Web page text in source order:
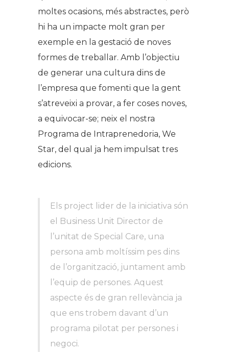
moltes ocasions, més abstractes, però
hi ha un impacte molt gran per
exemple en la gestació de noves
formes de treballar. Amb l’objectiu
de generar una cultura dins de
l’empresa que fomenti que la gent
s’atreveixi a provar, a fer coses noves,
a equivocar-se; neix el nostra
Programa de Intraprenedoria, We
Star, del qual ja hem impulsat tres
edicions.
Els project lider de la iniciativa són
el Business Unit Director de
l’unitat de Special Care, una
persona amb moltíssim pes dins
de l’organització, juntament amb
l’equip de persones. Aquest
aspecte és de gran rellevància ja
que ens trobem davant d’un
programa pilotat per persones i
negoci.